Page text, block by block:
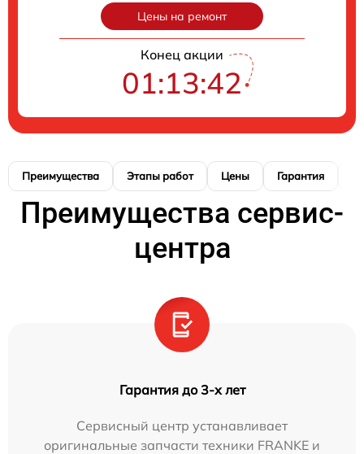
Цены на ремонт
Конец акции
01:13:41
Преимущества Этапы работ Цены Гарантия
Преимущества сервис-
центра
Гарантия до 3-х лет
Сервисный центр устанавливает
оригинальные запчасти техники FRANKE и